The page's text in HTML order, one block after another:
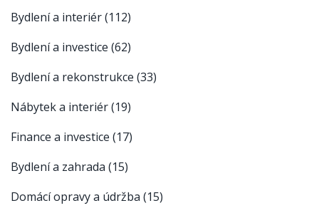
Bydlení a interiér(112)
Bydlení a investice (62)
Bydlení a rekonstrukce (33)
Nábytek a interiér(19)
Finance a investice (17)
Bydlení a zahrada (15)
Domácí opravy a údržba (15)